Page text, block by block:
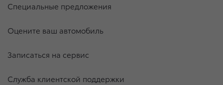
Специальные предложения
Оцените ваш автомобиль
Записаться на сервис
Служба клиентской поддержки